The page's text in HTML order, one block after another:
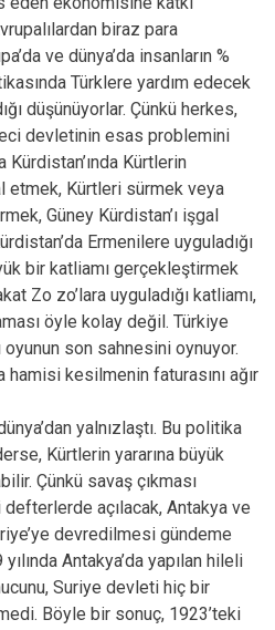
biraz para
ve dünya’da insanların %
Türklere yardım edecek
düşünüyorlar. Çünkü herkes,
devletinin esas problemini
Kürdistan’ında Kürtlerin
etmek, Kürtleri sürmek veya
Güney Kürdistan’ı işgal
Ermenilere uyguladığı
bir katliamı gerçekleştirmek
Zo zo’lara uyguladığı katliamı,
öyle kolay değil. Türkiye
oyunun son sahnesini oynuyor.
hamisi kesilmenin faturasını ağır
yalnızlaştı. Bu politika
Kürtlerin yararına büyük
Çünkü savaş çıkması
açılacak, Antakya ve
devredilmesi gündeme
Antakya’da yapılan hileli
Suriye devleti hiç bir
Böyle bir sonuç, 1923’teki